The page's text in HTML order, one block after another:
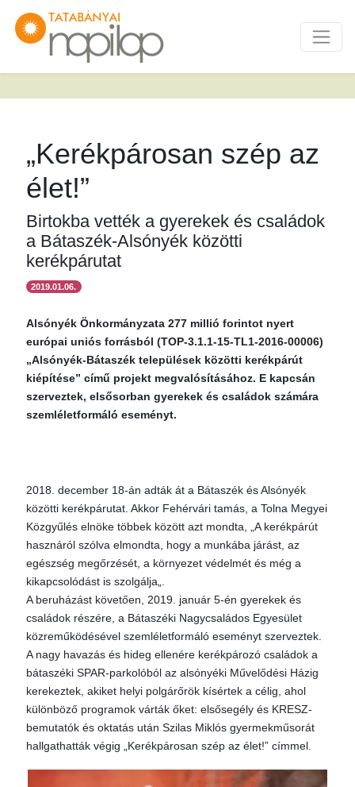
„Kerékpárosan szép az
élet!”
Birtokba vették a gyerekek és családok
a Bátaszék-Alsónyék közötti
kerékpárutat
2019.01.06.
Alsónyék Önkormányzata 277 millió forintot nyert
európai uniós forrásból (TOP-3.1.1-15-TL1-2016-00006)
„Alsónyék-Bátaszék települések közötti kerékpárút
kiépítése” című projekt megvalósításához. E kapcsán
szerveztek, elsősorban gyerekek és családok számára
szemléletformáló eseményt.
2018. december 18-án adták át a Bátaszék és Alsónyék
közötti kerékpárutat. Akkor Fehérvári tamás, a Tolna Megyei
Közgyűlés elnöke többek között azt mondta, „A kerékpárút
hasznáról szólva elmondta, hogy a munkába járást, az
egészség megőrzését, a környezet védelmét és még a
kikapcsolódást is szolgálja„.
A beruházást követően, 2019. január 5-én gyerekek és
családok részére, a Bátaszéki Nagycsaládos Egyesület
közreműködésével szemléletformáló eseményt szerveztek.
A nagy havazás és hideg ellenére kerékpározó családok a
bátaszéki SPAR-parkolóból az alsónyéki Művelődési Házig
kerekeztek, akiket helyi polgárőrök kísértek a célig, ahol
különböző programok várták őket: elsősegély és KRESZ-
bemutatók és oktatás után Szilas Miklós gyermekműsorát
hallgathatták végig „Kerékpárosan szép az élet!” címmel.